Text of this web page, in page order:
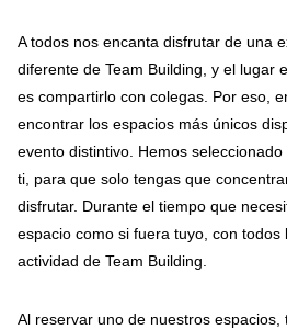
A todos nos encanta disfrutar de una
diferente de Team Building, y el lugar
es compartirlo con colegas. Por eso,
encontrar los espacios más únicos
evento distintivo. Hemos
ti, para que solo tengas que
disfrutar. Durante el tiempo que
espacio como si fuera tuyo, con todos
actividad de Team Building.
Al reservar uno de nuestros espacios,